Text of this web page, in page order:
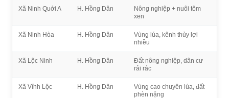
Xã Ninh Quới A H. Hồng Dân
Nông nghiệp + nuôi tôm
xen
Xã Ninh Hòa H. Hồng Dân
Vùng lúa, kênh thủy lợi
nhiều
Xã Lộc Ninh H. Hồng Dân
Đất nông nghiệp, dân cư
rải rác
Xã Vĩnh Lộc H. Hồng Dân
Vùng cao chuyên lúa, đất
phèn nặng